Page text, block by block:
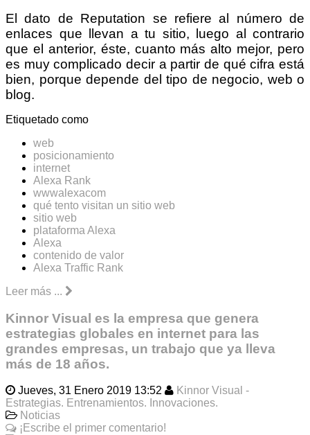
El dato de Reputation se refiere al número de
enlaces que llevan a tu sitio, luego al contrario
que el anterior, éste, cuanto más alto mejor, pero
es muy complicado decir a partir de qué cifra está
bien, porque depende del tipo de negocio, web o
blog.
Etiquetado como
web
posicionamiento
internet
Alexa Rank
wwwalexacom
qué tento visitan un sitio web
sitio web
plataforma Alexa
Alexa
contenido de valor
Alexa Traffic Rank
Leer más ...
Kinnor Visual es la empresa que genera
estrategias globales en internet para las
grandes empresas, un trabajo que ya lleva
más de 18 años.
Jueves, 31 Enero 2019 13:52
Kinnor Visual -
Estrategias. Entrenamientos. Innovaciones.
Noticias
¡Escribe el primer comentario!